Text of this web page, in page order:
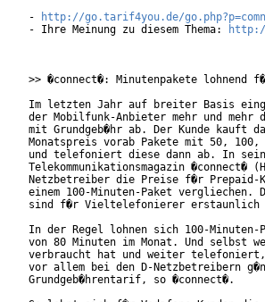
-
http://go.tarif4you.de/
- Ihre Meinung zu diesem Thema:
>> �connect�: Minutenpakete
Im letzten Jahr auf breiter Basis
der Mobilfunk-Anbieter mehr und
mit Grundgeb�hr ab. Der Kunde kauft
Monatspreis vorab Pakete mit 50, 100,
und telefoniert diese dann ab. In
Telekommunikationsmagazin
Netzbetreiber die Preise f�r
einem 100-Minuten-Paket vergliechen.
sind f�r Vieltelefonierer
In der Regel lohnen sich 100-Minuten-
von 80 Minuten im Monat. Und selbst
verbraucht hat und weiter
vor allem bei den D-Netzbetreibern
Grundgeb�hrentarif, so �connect�.